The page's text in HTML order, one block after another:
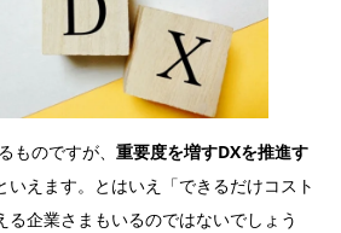
ものですが、 重要度を増すDXを推進す
いえます。とはいえ「できるだけコスト
る企業さまもいるのではないでしょう